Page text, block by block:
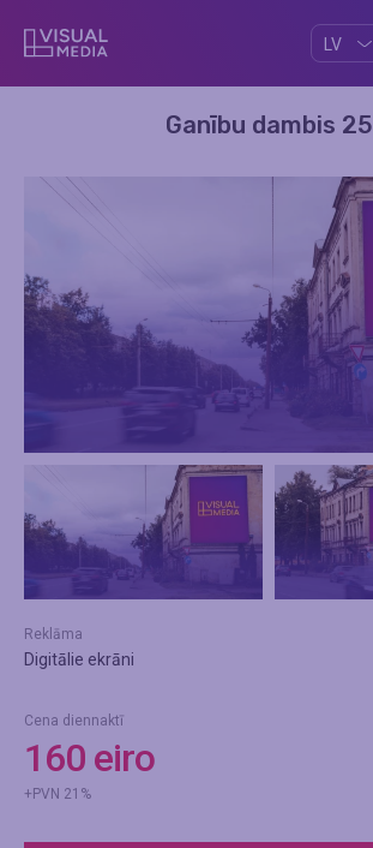
LV
Ganību dambis 25
Reklāma
Digitālie ekrāni
Cena diennaktī
160 eiro
+PVN 21%